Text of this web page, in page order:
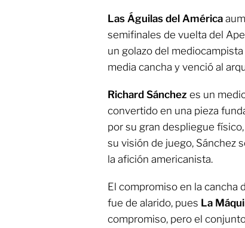
Las Águilas del América
semifinales de vuelta del
un golazo del
media cancha y venció al
Richard Sánchez es un
convertido en una pieza
por su gran despliegue
su visión de juego, Sánchez
la afición americanista.
El compromiso en la cancha
fue de alarido, pues La
compromiso, pero el